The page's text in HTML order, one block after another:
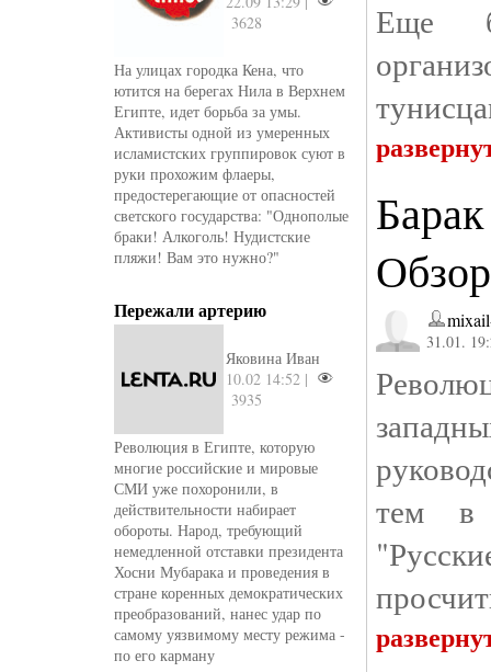
3628
На улицах городка Кена, что
ютится на берегах Нила в Верхнем
Египте, идет борьба за умы.
Активисты одной из умеренных
исламистских группировок суют в
руки прохожим флаеры,
предостерегающие от опасностей
светского государства: "Однополые
браки! Алкоголь! Нудистские
пляжи! Вам это нужно?"
Пережали артерию
Яковина Иван
10.02 14:52 |
3935
Революция в Египте, которую
многие российские и мировые
СМИ уже похоронили, в
действительности набирает
обороты. Народ, требующий
немедленной отставки президента
Хосни Мубарака и проведения в
стране коренных демократических
преобразований, нанес удар по
самому уязвимому месту режима -
по его карману
Еще
31.01.
тем в